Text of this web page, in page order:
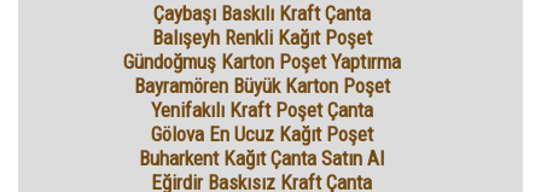
Çaybaşı Baskılı Kraft Çanta
Balışeyh Renkli Kağıt Poşet
Gündoğmuş Karton Poşet Yaptırma
Bayramören Büyük Karton Poşet
Yenifakılı Kraft Poşet Çanta
Gölova En Ucuz Kağıt Poşet
Buharkent Kağıt Çanta Satın Al
Eğirdir Baskısız Kraft Çanta